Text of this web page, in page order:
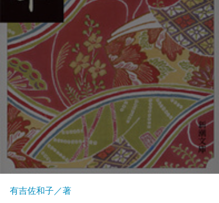
有吉佐和子／著